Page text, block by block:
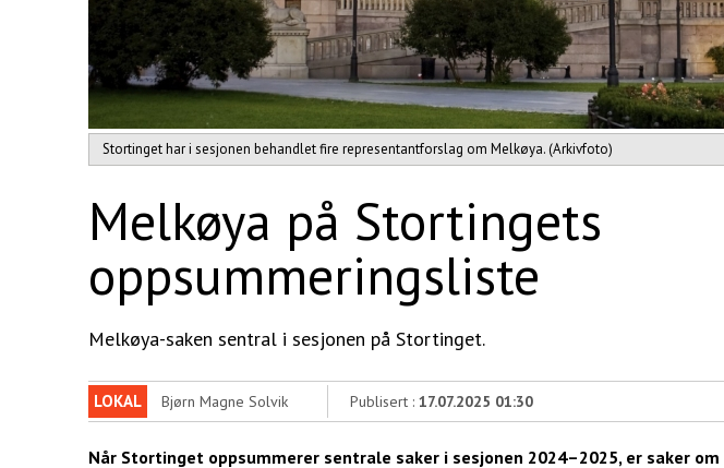
Stortinget har i sesjonen behandlet fire representantforslag om Melkøya. (Arkivfoto)
Melkøya på Stortingets
oppsummeringsliste
Melkøya-saken sentral i sesjonen på Stortinget.
LOKAL Bjørn Magne Solvik Publisert : 17.07.2025 01:30
Når Stortinget oppsummerer sentrale saker i sesjonen 2024–2025, er saker